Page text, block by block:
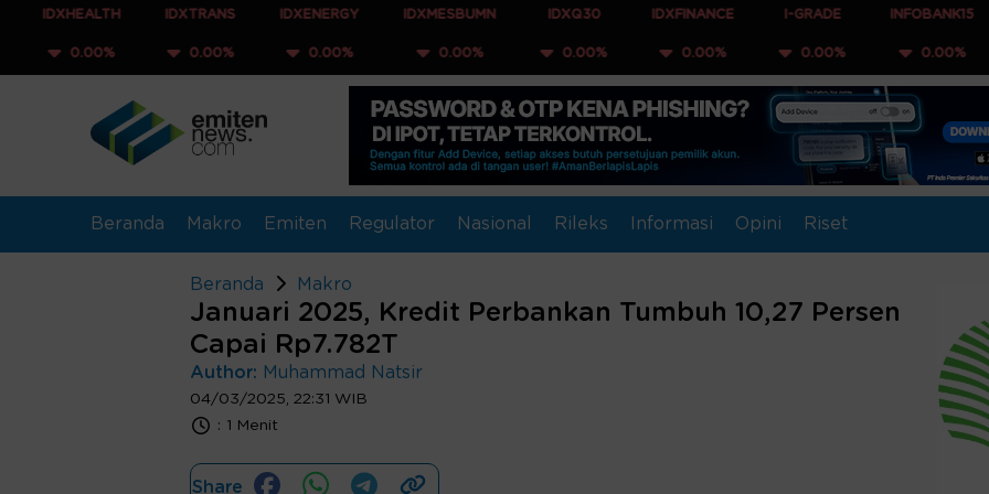
IDXTRANS
0.00%
IDXENERGY
0.00%
IDXMESBUMN IDXQ30
0.00%
IDXFINANCE
0.00%
I-GRADE
0.00%
INFOBANK15
0.00%
Beranda Makro Emiten Regulator Nasional Rileks Informasi Opini Riset
Beranda Makro
Januari 2025, Kredit Perbankan Tumbuh 10,27 Persen
Capai Rp7.782T
Author: Muhammad Natsir
04/03/2025, 22:31 WIB
: 1 Menit
Share